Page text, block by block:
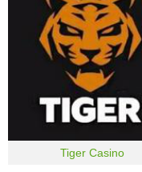
Tiger Casino